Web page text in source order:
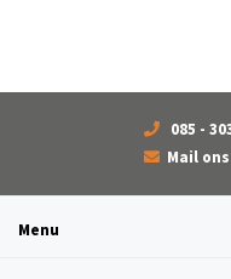
085 -
Mail ons
Menu